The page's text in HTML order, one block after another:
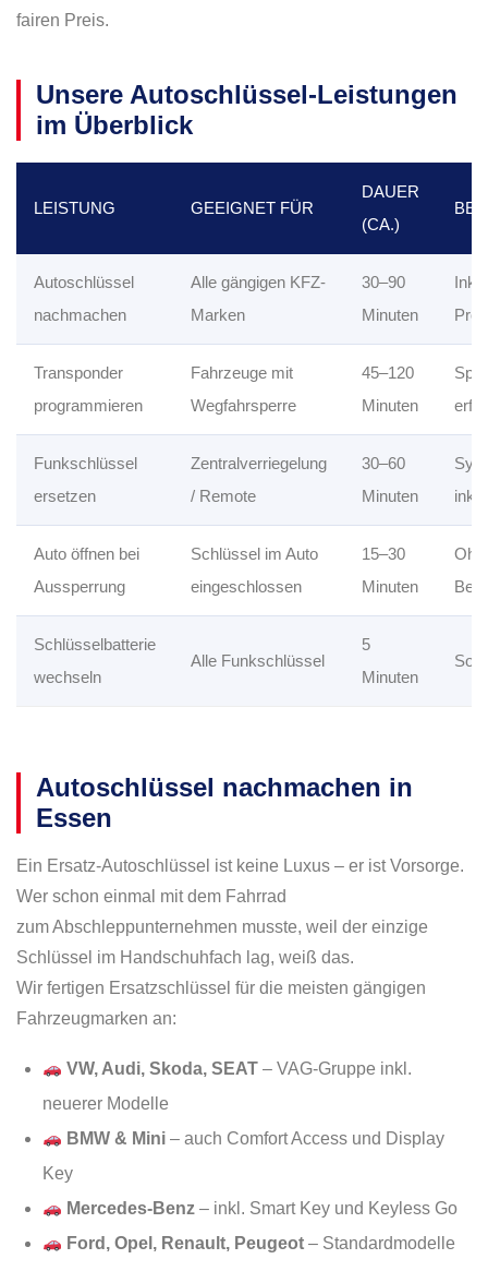
fairen Preis.
Unsere Autoschlüssel-Leistungen
im Überblick
LEISTUNG GEEIGNET FÜR
DAUER
(CA.)
Autoschlüssel
nachmachen
Alle gängigen KFZ-
Marken
30–90
Minuten
Inkl.
Transponder
programmieren
Fahrzeuge mit
Wegfahrsperre
45–120
Minuten
Funkschlüssel
ersetzen
Zentralverriegelung
/ Remote
30–60
Minuten
Auto öffnen bei
Aussperrung
Schlüssel im Auto
eingeschlossen
15–30
Minuten
Schlüsselbatterie
wechseln
Alle Funkschlüssel
5
Minuten
Autoschlüssel nachmachen in
Essen
Ein Ersatz-Autoschlüssel ist keine Luxus – er ist Vorsorge.
Wer schon einmal mit dem Fahrrad
zum Abschleppunternehmen musste, weil der einzige
Schlüssel im Handschuhfach lag, weiß das.
Wir fertigen Ersatzschlüssel für die meisten gängigen
Fahrzeugmarken an:
VW, Audi, Skoda, SEAT – VAG-Gruppe inkl.
neuerer Modelle
BMW & Mini – auch Comfort Access und Display
Key
Mercedes-Benz – inkl. Smart Key und Keyless Go
Ford, Opel, Renault, Peugeot – Standardmodelle